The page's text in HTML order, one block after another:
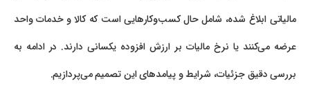
مالیاتی ابلاغ شده، شامل حال کسب‌وکارهایی است که کالا و خدمات واحد
عرضه می‌کنند یا نرخ مالیات بر ارزش افزوده یکسانی دارند. در ادامه به
بررسی دقیق جزئیات، شرایط و پیامدهای این تصمیم می‌پردازیم.